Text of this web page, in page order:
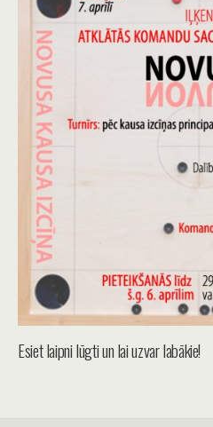
Esiet laipni lūgti un lai uzvar labākie!